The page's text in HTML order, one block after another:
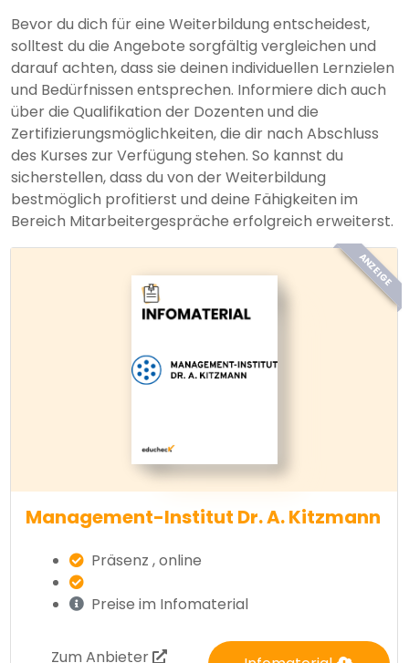
Bevor du dich für eine Weiterbildung entscheidest,
solltest du die Angebote sorgfältig vergleichen und
darauf achten, dass sie deinen individuellen Lernzielen
und Bedürfnissen entsprechen. Informiere dich auch
über die Qualifikation der Dozenten und die
Zertifizierungsmöglichkeiten, die dir nach Abschluss
des Kurses zur Verfügung stehen. So kannst du
sicherstellen, dass du von der Weiterbildung
bestmöglich profitierst und deine Fähigkeiten im
Bereich Mitarbeitergespräche erfolgreich erweiterst.
ANZEIGE
Management-Institut Dr. A. Kitzmann
Präsenz , online
Preise im Infomaterial
Zum Anbieter